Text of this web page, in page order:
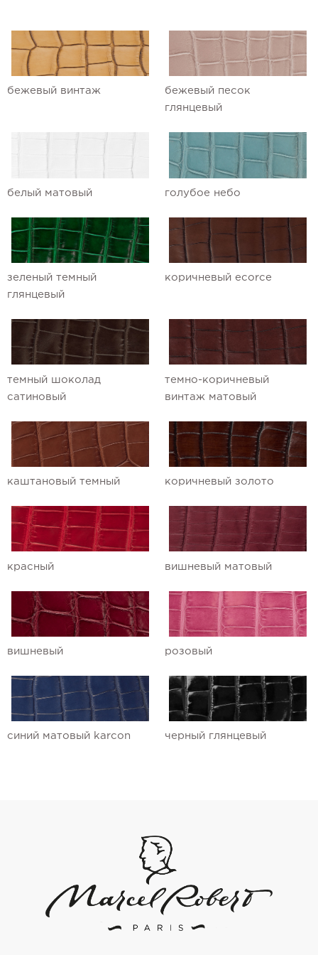
бежевый винтаж
бежевый песок
глянцевый
белый матовый голубое небо
зеленый темный
глянцевый
коричневый ecorce
темный шоколад
сатиновый
темно-коричневый
винтаж матовый
каштановый темный коричневый золото
красный вишневый матовый
вишневый розовый
синий матовый karcon черный глянцевый
Ремешки для часов Vacheron
Constantin
Ремешки для часов Zenith